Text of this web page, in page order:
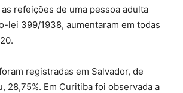
refeições de uma pessoa adulta
lei 399/1938, aumentaram em todas
registradas em Salvador, de
28,75%. Em Curitiba foi observada a